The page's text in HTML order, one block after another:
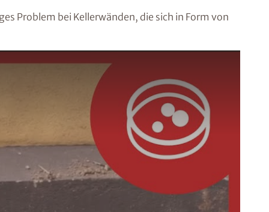
Problem bei Kellerwänden, die sich in Form von